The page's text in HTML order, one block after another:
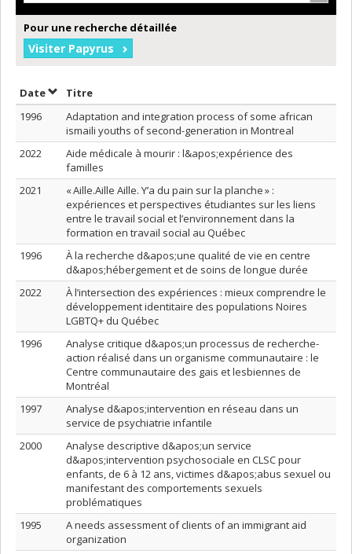
Pour une recherche détaillée
Visiter Papyrus
DateTrier par date en ordre croissant
Titre
1996
Adaptation and integration process of some african
ismaili youths of second-generation in Montreal
2022
Aide médicale à mourir : l&apos;expérience des
familles
2021
« Aille.Aille Aille. Y’a du pain sur la planche » :
expériences et perspectives étudiantes sur les liens
entre le travail social et l’environnement dans la
formation en travail social au Québec
1996
À la recherche d&apos;une qualité de vie en centre
d&apos;hébergement et de soins de longue durée
2022
À l’intersection des expériences : mieux comprendre le
développement identitaire des populations Noires
LGBTQ+ du Québec
1996
Analyse critique d&apos;un processus de recherche-
action réalisé dans un organisme communautaire : le
Centre communautaire des gais et lesbiennes de
Montréal
1997
Analyse d&apos;intervention en réseau dans un
service de psychiatrie infantile
2000
Analyse descriptive d&apos;un service
d&apos;intervention psychosociale en CLSC pour
enfants, de 6 à 12 ans, victimes d&apos;abus sexuel ou
manifestant des comportements sexuels
problématiques
1995
A needs assessment of clients of an immigrant aid
organization